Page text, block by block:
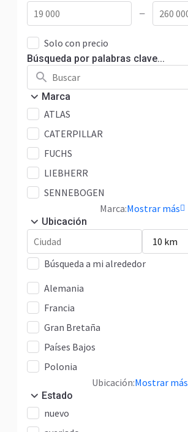
—
Solo con precio
Búsqueda por palabras clave...
Marca
ATLAS
CATERPILLAR
FUCHS
LIEBHERR
SENNEBOGEN
Marca:Mostrar más
Ubicación
Búsqueda a mi alrededor
Alemania
Francia
Gran Bretaña
Países Bajos
Polonia
Ubicación:Mostrar más
Estado
nuevo